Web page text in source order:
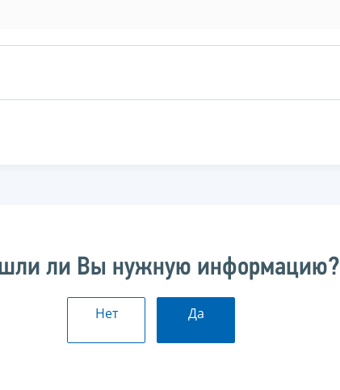
ли Вы нужную информацию?
Нет Да